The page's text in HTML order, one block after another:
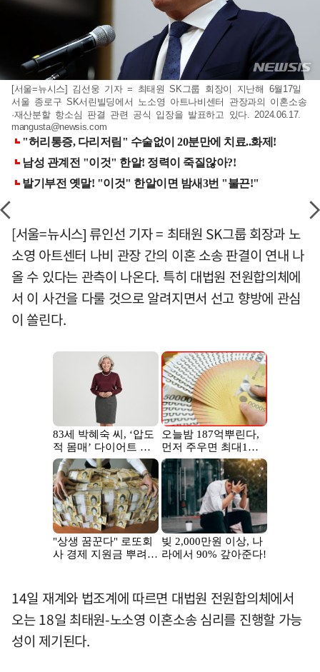
[서울=뉴시스] 김선웅 기자 = 최태원 SK그룹 회장이 지난해 6월17일
서울 종로구 SK서린빌딩에서 노소영 아트나비센터 관장과의 이혼소송
·재산분할 항소심 판결 관련 공식 입장을 발표하고 있다. 2024.06.17.
mangusta@newsis.com
[서울=뉴시스] 류인선 기자 = 최태원 SK그룹 회장과 노
소영 아트센터 나비 관장 간의 이혼 소송 판결이 연내 나
올 수 있다는 관측이 나온다. 특히 대법원 전원합의체에
서 이 사건을 다룰 것으로 알려지면서 선고 향방에 관심
이 쏠린다.
14일 재계와 법조계에 따르면 대법원 전원합의체에서
오는 18일 최태원-노소영 이혼소송 심리를 진행할 가능
성이 제기된다.